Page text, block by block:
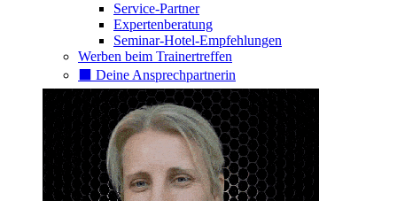
Service-Partner
Expertenberatung
Seminar-Hotel-Empfehlungen
Werben beim Trainertreffen
⬛️ Deine Ansprechpartnerin